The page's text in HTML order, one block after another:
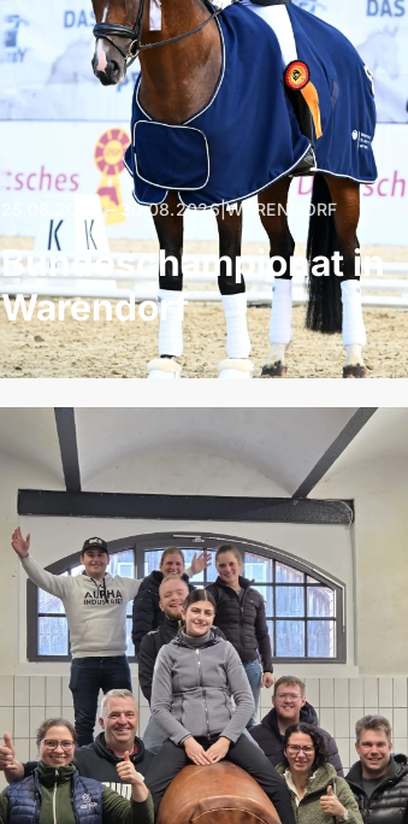
25.08.2026 – 30.08.2026|WARENDORF
Bundeschampionat in
Warendorf